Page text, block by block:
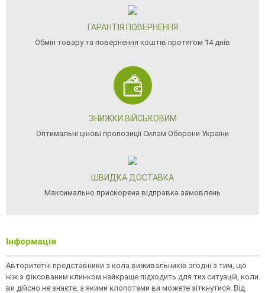
ГАРАНТІЯ ПОВЕРНЕННЯ
Обмін товару та повернення коштів протягом 14 днів
ЗНИЖКИ ВІЙСЬКОВИМ
Оптимальні цінові пропозиції Силам Оборони України
ШВИДКА ДОСТАВКА
Максимально прискорена відправка замовлень
Інформація
Авторитетні представники з кола виживальників згодні з тим, що
ніж з фіксованим клинком найкраще підходить для тих ситуацій, коли
ви дійсно не знаєте, з якими клопотами ви можете зіткнутися. Від